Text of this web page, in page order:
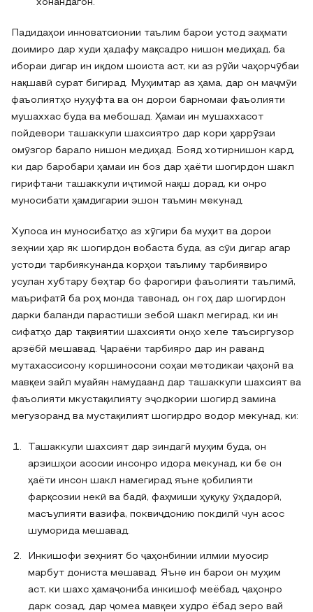
хонандагон.
Падидаҳои инноватсионии таълим барои устод заҳмати
доимиро дар худи ҳадафу мақсадро нишон медиҳад, ба
ибораи дигар ин иқдом шоиста аст, ки аз рӯйи чаҳорчӯбаи
нақшавӣ сурат бигирад. Муҳимтар аз ҳама, дар он маҷмӯи
фаъолиятҳо нуҳуфта ва он дорои барномаи фаъолияти
мушаххас буда ва мебошад. Ҳамаи ин мушаххасот
пойдевори ташаккули шахсиятро дар кори ҳаррӯзаи
омӯзгор барало нишон медиҳад. Бояд хотирнишон кард,
ки дар баробари ҳамаи ин боз дар ҳаёти шогирдон шакл
гирифтани ташаккули иҷтимоӣ нақш дорад, ки онро
муносибати ҳамдигарии эшон таъмин мекунад.
Хулоса ин муносибатҳо аз хӯгири ба муҳит ва дорои
зеҳнии ҳар як шогирдон вобаста буда, аз сӯи дигар агар
устоди тарбиякунанда корҳои таълиму тарбиявиро
усулан хубтару беҳтар бо фарогири фаъолияти таълимӣ,
маърифатӣ ба роҳ монда тавонад, он гоҳ дар шогирдон
дарки баланди парастиши зебоӣ шакл мегирад, ки ин
сифатҳо дар тақвиятии шахсияти онҳо хеле таъсиргузор
арзёбӣ мешавад. Ҷараёни тарбияро дар ин раванд
мутахассисону коршиносони соҳаи методикаи ҷаҳонӣ ва
мавқеи зайл муайян намудаанд дар ташаккули шахсият ва
фаъолияти мкустақилияту эҷодкории шогирд замина
мегузоранд ва мустақилият шогирдро водор мекунад, ки:
Ташаккули шахсият дар зиндагӣ муҳим буда, он
арзишҳои асосии инсонро идора мекунад, ки бе он
ҳаёти инсон шакл намегирад яъне қобилияти
фарқсозии некӣ ва бадӣ, фаҳмиши ҳуқуқу ӯҳдадорӣ,
масъулияти вазифа, поквиҷдонию покдилӣ чун асос
шуморида мешавад.
Инкишофи зеҳният бо ҷаҳонбинии илмии муосир
марбут дониста мешавад. Яъне ин барои он муҳим
аст, ки шахс ҳамаҷониба инкишоф меёбад, ҷаҳонро
дарк созад, дар ҷомеа мавқеи худро ёбад зеро вай